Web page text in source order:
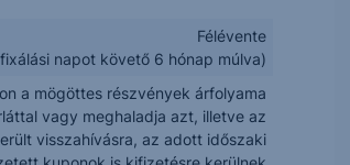
Félévente
napot követő 6 hónap múlva)
a mögöttes részvények árfolyama
vagy meghaladja azt, illetve az
visszahívásra, az adott időszaki